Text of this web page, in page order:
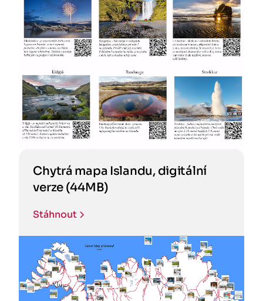
Chytrá mapa Islandu, digitální
verze (44MB)
Stáhnout